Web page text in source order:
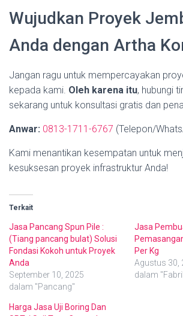
Wujudkan Proyek
Anda dengan Artha
Jangan ragu untuk mempercayakan
kepada kami. Oleh karena itu, hubungi
sekarang untuk konsultasi gratis dan
Anwar: 0813-1711-6767 (Telepon/
Kami menantikan kesempatan untuk
kesuksesan proyek infrastruktur Anda!
Terkait
Jasa Pancang Spun Pile :
(Tiang pancang bulat) Solusi
Fondasi Kokoh untuk Proyek
Anda
September 10, 2025
dalam "Pancang"
Jasa
Per Kg
Agustus 30,
dalam
Harga Jasa Uji Boring Dan